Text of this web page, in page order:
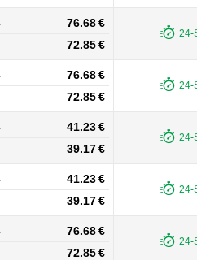
76.68 €
72.85 €
24-
76.68 €
72.85 €
24-
41.23 €
39.17 €
24-
41.23 €
39.17 €
24-
76.68 €
72.85 €
24-